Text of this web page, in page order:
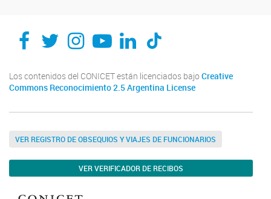
Los contenidos del CONICET están licenciados bajo Creative
Commons Reconocimiento 2.5 Argentina License
VER REGISTRO DE OBSEQUIOS Y VIAJES DE FUNCIONARIOS
VER VERIFICADOR DE RECIBOS